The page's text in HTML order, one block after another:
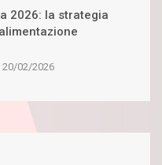
2026: la strategia
20/02/2026